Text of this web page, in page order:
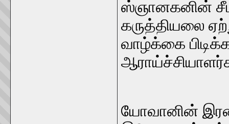
ஸ்ஞானகனின்
கருத்தியலை
வாழ்க்கை
யோவானின்